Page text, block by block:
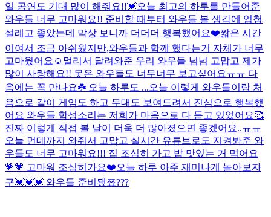
일 공연도 기대 많이 해줘요!!💓오늘 최고의 하루를 만들어준
와우들 너무 고마워요!! 준비할 때부터 와우들 볼 생각에 엄청
설레고 좋았는데 막상 보니까 더더더 행복했어요❤️짧은 시간
이여서 조금 아쉬웠지만,와우들과 함께 했다는거 자체가 너무
고마웠어요☺️멀리서 달려와준 우리 와우들 넘넘 고맙고 제가
많이 사랑해요!! 못온 와우들도 너무너무 보고싶어요ㅠㅠ 다
음에는 꼭 만나요☘️ 오늘 하루도 ...오늘 이렇게 와우들이랑 처
음으로 같이 게임도 하고 무대도 보여드려서 진심으로 행복했
어요 와우들 함성소리는 저희가 마음으로 다 듣고 있었어요🥰
진짜 이렇게 직접 볼 날이 더욱 더 많아졌으면 좋겠어요..ㅠㅠ
오늘 먼데까지 와줘서 고맙고 실시간 유튜브로도 지켜봐준 와
우들도 너무 고마워요!!! 집 조심히 가고 밥 맛있는 거 먹어요
💗💗 고마워 조심히가요❤️오늘 하루 아주 재미나게 놀아보자
구💓💓💓 와우들 준비됐쬬???